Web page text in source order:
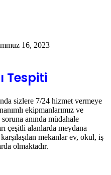
16, 2023
Tespiti
sizlere 7/24 hizmet vermeye
ekipmanlarımız ve
anında müdahale
çeşitli alanlarda meydana
mekanlar ev, okul, iş
olmaktadır.